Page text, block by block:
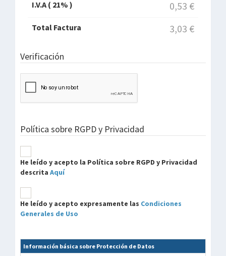
I.V.A ( 21% ) 0,53 €
Total Factura 3,03 €
Verificación
Política sobre RGPD y Privacidad
He leído y acepto la Política sobre RGPD y Privacidad
descrita Aquí
He leído y acepto expresamente las Condiciones
Generales de Uso
Información básica sobre Protección de Datos